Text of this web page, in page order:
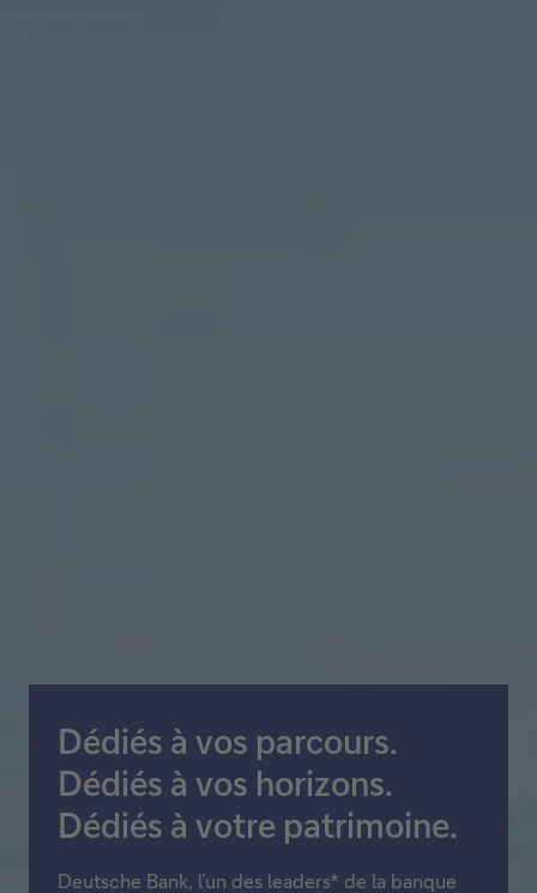
Dédiés à vos parcours.
Dédiés à vos horizons.
Dédiés à votre patrimoine.
Deutsche Bank, l’un des leaders* de la banque